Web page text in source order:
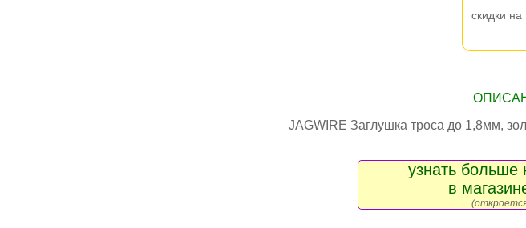
скидки на
JAGWIRE Заглушка троса до 1,8мм,
узнать больше
в